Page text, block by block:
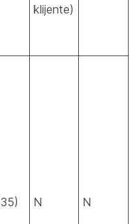
klijente)
N N